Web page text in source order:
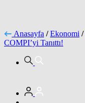
Anasayfa / Ekonomi /
COMPI’yi Tanıttı!